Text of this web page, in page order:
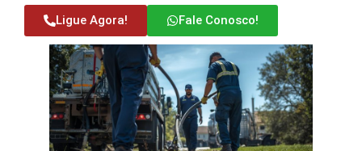
Ligue Agora! Fale Conosco!